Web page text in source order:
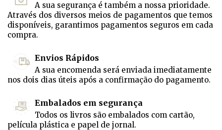
A sua segurança é também a nossa prioridade.
Através dos diversos meios de pagamentos que temos
disponíveis, garantimos pagamentos seguros em cada
compra.
Envios Rápidos
A sua encomenda será enviada imediatamente
nos dois dias úteis após a confirmação do pagamento.
Embalados em segurança
Todos os livros são embalados com cartão,
película plástica e papel de jornal.